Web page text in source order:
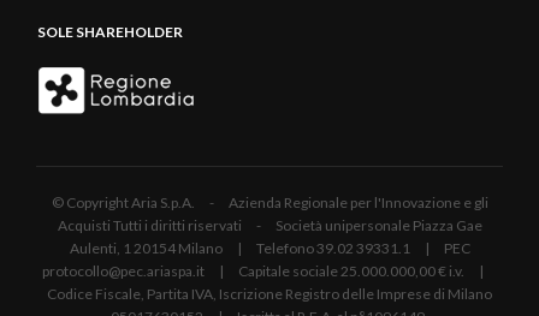
SOLE SHAREHOLDER
© Copyright Aria S.p.A. - Azienda Regionale per l'Innovazione e gli
Acquisti Tutti i diritti riservati - Società unipersonale Piazza Gae
Aulenti, 1 20154 Milano | Telefono 39.02 39331.1 | PEC
protocollo@pec.ariaspa.it | Capitale sociale 25.000.000,00 € i.v. |
Codice Fiscale, Partita IVA, Iscrizione Registro delle Imprese di Milano